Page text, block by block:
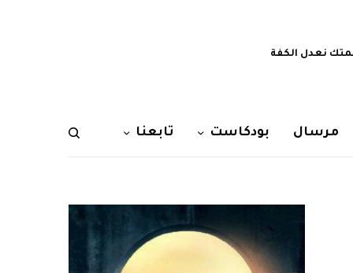
نعدل الكفة
مرسال بودكاست تابعنا